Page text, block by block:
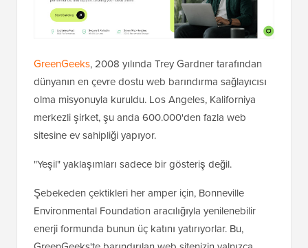
GreenGeeks, 2008 yılında Trey Gardner tarafından
dünyanın en çevre dostu web barındırma sağlayıcısı
olma misyonuyla kuruldu. Los Angeles, Kaliforniya
merkezli şirket, şu anda 600.000'den fazla web
sitesine ev sahipliği yapıyor.
"Yeşil" yaklaşımları sadece bir gösteriş değil.
Şebekeden çektikleri her amper için, Bonneville
Environmental Foundation aracılığıyla yenilenebilir
enerji formunda bunun üç katını yatırıyorlar. Bu,